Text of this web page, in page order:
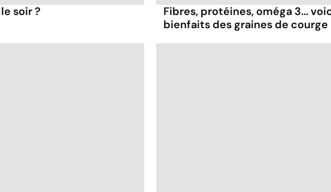
soir ?
Fibres, protéines, oméga 3...
bienfaits des graines de courge